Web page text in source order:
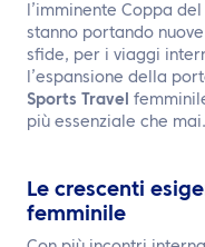
l’imminente Coppa
stanno portando
sfide, per i viaggi
l’espansione della
Sports Travel
più essenziale che mai.
Le crescenti
femminile